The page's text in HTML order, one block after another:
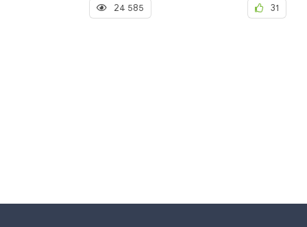
24 585 31